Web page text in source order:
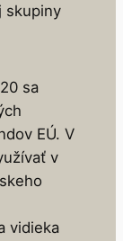
skupiny
sa
EÚ. V
v
vidieka